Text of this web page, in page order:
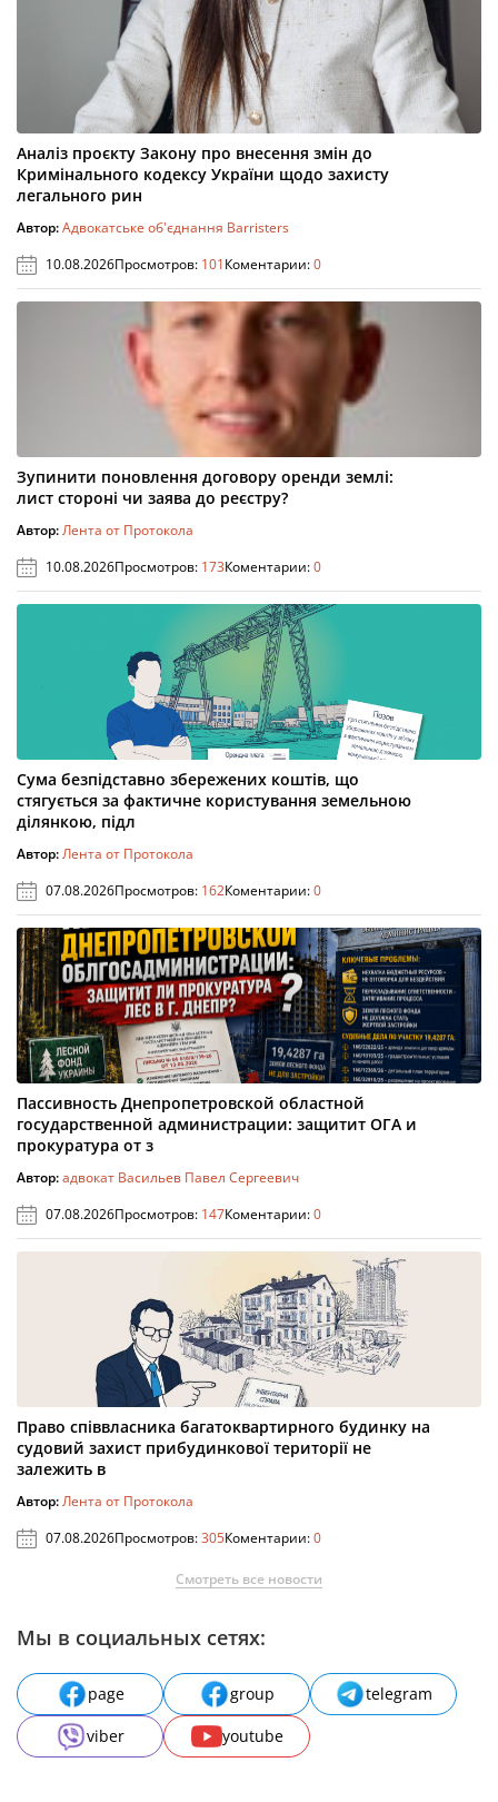
Аналіз проєкту Закону про внесення змін до
Кримінального кодексу України щодо захисту
легального рин
Автор:Адвокатське об'єднання Barristers
10.08.2026Просмотров: 101Коментарии:0
Зупинити поновлення договору оренди землі:
лист стороні чи заява до реєстру?
Автор:Лента от Протокола
10.08.2026Просмотров: 173Коментарии:0
Сума безпідставно збережених коштів, що
стягується за фактичне користування земельною
ділянкою, підл
Автор:Лента от Протокола
07.08.2026Просмотров: 162Коментарии:0
Пассивность Днепропетровской областной
государственной администрации: защитит ОГА и
прокуратура от з
Автор:адвокат Васильев Павел Сергеевич
07.08.2026Просмотров: 147Коментарии:0
Право співвласника багатоквартирного будинку на
судовий захист прибудинкової території не
залежить в
Автор:Лента от Протокола
07.08.2026Просмотров:305Коментарии:0
Смотреть все новости
Мы в социальных сетях:
page group
telegram
viber
youtube